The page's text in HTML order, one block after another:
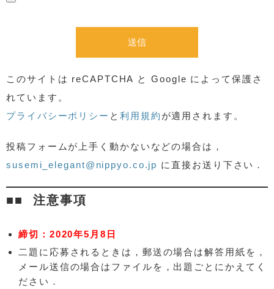
このサイトは reCAPTCHA と Google によって保護さ
れています。
プライバシーポリシー と 利用規約 が適用されます。
投稿フォームが上手く動かないなどの場合は，
susemi_elegant@nippyo.co.jp に直接お送り下さい．
注意事項
締切：2020年5月8日
二題に応募されるときは，郵送の場合は解答用紙を，
メール送信の場合はファイルを，出題ごとにかえてく
ださい．